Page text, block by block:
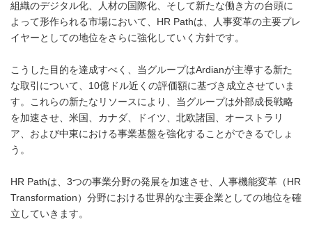
組織のデジタル化、人材の国際化、そして新たな働き方の台頭に
よって形作られる市場において、HR Pathは、人事変革の主要プレ
イヤーとしての地位をさらに強化していく方針です。
こうした目的を達成すべく、当グループはArdianが主導する新た
な取引について、10億ドル近くの評価額に基づき成立させていま
す。これらの新たなリソースにより、当グループは外部成長戦略
を加速させ、米国、カナダ、ドイツ、北欧諸国、オーストラリ
ア、および中東における事業基盤を強化することができるでしょ
う。
HR Pathは、3つの事業分野の発展を加速させ、人事機能変革（HR
Transformation）分野における世界的な主要企業としての地位を確
立していきます。